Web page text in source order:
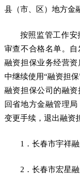
县（市、区）地方金
按照监管工作安
审查不合格名单。
融资担保业务经营
中继续使用“融资担
融资担保公司的融
回省地方金融管理
变更手续，退出融资
1．长春市宇祥
2．长春市宏星